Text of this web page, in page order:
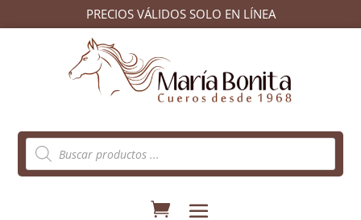
PRECIOS VÁLIDOS SOLO EN LÍNEA
Búsqueda
de
productos